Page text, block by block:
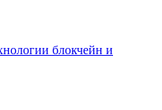
блокчейн и